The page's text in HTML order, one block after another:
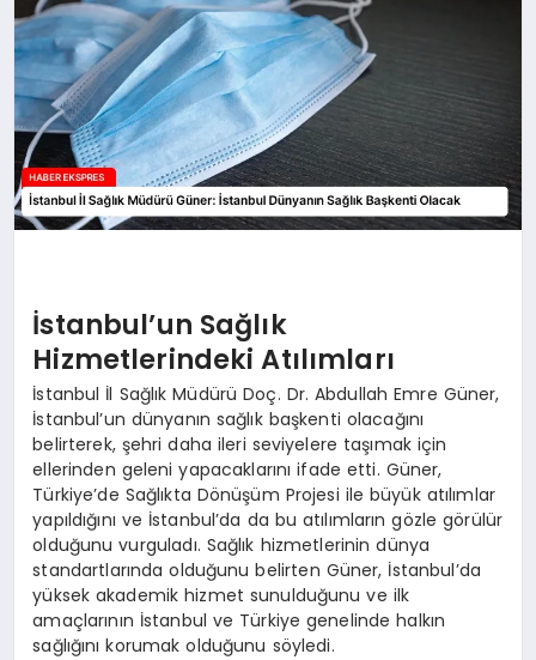
İstanbul’un Sağlık
Hizmetlerindeki Atılımları
İstanbul İl Sağlık Müdürü Doç. Dr. Abdullah Emre Güner,
İstanbul’un dünyanın sağlık başkenti olacağını
belirterek, şehri daha ileri seviyelere taşımak için
ellerinden geleni yapacaklarını ifade etti. Güner,
Türkiye’de Sağlıkta Dönüşüm Projesi ile büyük atılımlar
yapıldığını ve İstanbul’da da bu atılımların gözle görülür
olduğunu vurguladı. Sağlık hizmetlerinin dünya
standartlarında olduğunu belirten Güner, İstanbul’da
yüksek akademik hizmet sunulduğunu ve ilk
amaçlarının İstanbul ve Türkiye genelinde halkın
sağlığını korumak olduğunu söyledi.